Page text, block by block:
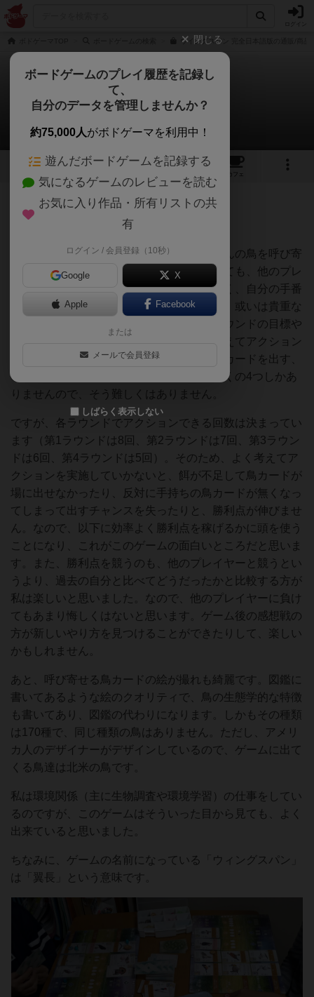
ウイングスパン 完全日本語版の通販/商品
ウイングスパン
Hideさんのレビュー
46 3 106
カフェ
406名 1名 0 6年弱前
このゲームは、自然保護区に如何にたくさんの鳥を呼び寄
せることができるか競います。競うといっても、他のプレ
イヤーの邪魔をするようなアクションはなく、自分の手番
が回ってきたら、どうやったらより多くの、或いは貴重な
鳥を呼び寄せることができるか、それとラウンドの目標や
ボーナスカードの条件を達成できるかを考えてアクション
をするだけです。しかもアクションは①鳥カードを出す、
②餌をとる、②産卵する、③鳥カードを引くの4つしかあ
りませんので、そう難しくはありません。
ですが、各ラウンドでアクションできる回数は決まってい
ます（第1ラウンドは8回、第2ラウンドは7回、第3ラウン
ドは6回、第4ラウンドは5回）。そのため、よく考えてア
クションを実施していかないと、餌が不足して鳥カードが
場に出せなかったり、反対に手持ちの鳥カードが無くなっ
てしまって出すチャンスを失ったりと、勝利点が伸びませ
ん。なので、以下に効率よく勝利点を稼げるかに頭を使う
ことになり、これがこのゲームの面白いところだと思いま
す。また、勝利点を競うのも、他のプレイヤーと競うとい
うより、過去の自分と比べてどうだったかと比較する方が
私は楽しいと思いました。なので、他のプレイヤーに負け
てもあまり悔しくはないと思います。ゲーム後の感想戦の
方が新しいやり方を見つけることができたりして、楽しい
かもしれません。
あと、呼び寄せる鳥カードの絵が撮れも綺麗です。図鑑に
書いてあるような絵のクオリティで、鳥の生態学的な特徴
も書いてあり、図鑑の代わりになります。しかもその種類
は170種で、同じ種類の鳥はありません。ただし、アメリ
カ人のデザイナーがデザインしているので、ゲームに出て
くる鳥達は北米の鳥です。
私は環境関係（主に生物調査や環境学習）の仕事をしてい
るのですが、このゲームはそういった目から見ても、よく
出来ていると思いました。
ちなみに、ゲームの名前になっている「ウィングスパン」
は「翼長」という意味です。
閉じる
ボードゲームのプレイ履歴を記録し
て、
自分のデータを管理しませんか？
約75,000人がボドゲーマを利用中！
遊んだボードゲームを記録する
気になるゲームのレビューを読む
お気に入り作品・所有リストの共
有
ログイン / 会員登録（10秒）
Google X
Apple Facebook
または
メールで会員登録
しばらく表示しない